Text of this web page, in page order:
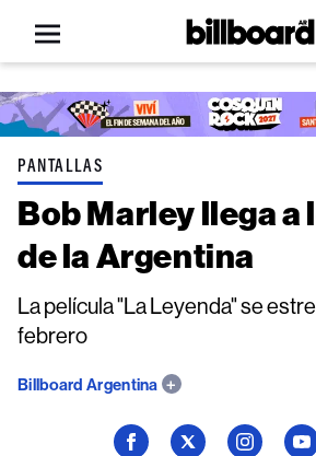
Open
menu
Billboard
PANTALLAS
Bob Marley llega a
de la Argentina
La película "La Leyenda" se
febrero
Billboard Argentina
Seguí
Seguí
Seguí